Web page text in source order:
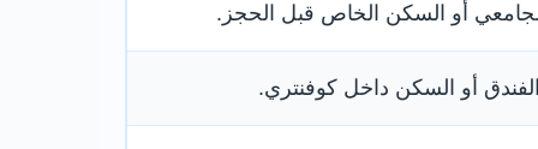
أو السكن الخاص قبل الحجز.
أو السكن داخل كوفنتري.